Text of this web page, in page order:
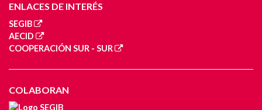
ENLACES DE INTERÉS
SEGIB
AECID
COOPERACIÓN SUR - SUR
COLABORAN